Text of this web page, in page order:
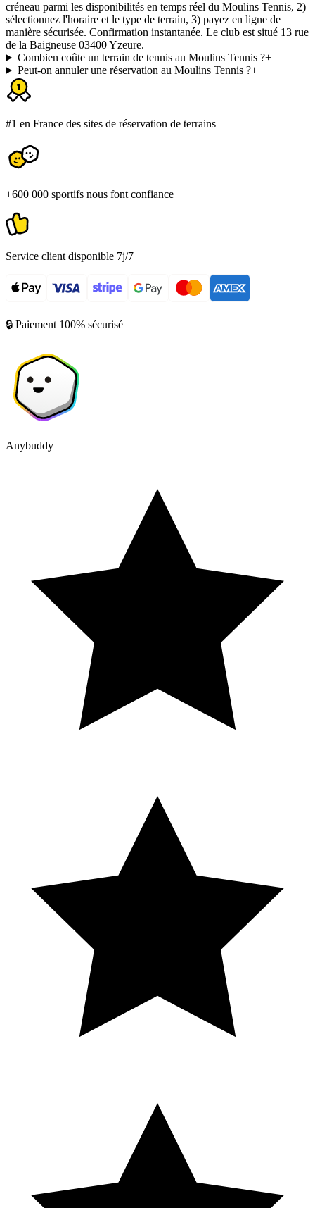
créneau parmi les disponibilités en temps réel du Moulins Tennis, 2)
sélectionnez l'horaire et le type de terrain, 3) payez en ligne de
manière sécurisée. Confirmation instantanée. Le club est situé 13 rue
de la Baigneuse 03400 Yzeure.
Combien coûte un terrain de tennis au Moulins Tennis ?+
Peut-on annuler une réservation au Moulins Tennis ?+
#1 en France des sites de réservation de terrains
+600 000 sportifs nous font confiance
Service client disponible 7j/7
🔒 Paiement 100% sécurisé
Anybuddy